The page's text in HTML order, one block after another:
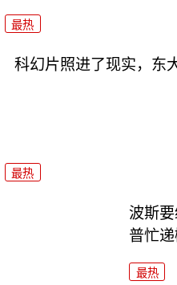
最热
科幻片照进了现实，东
最热
波斯
普忙递
最热